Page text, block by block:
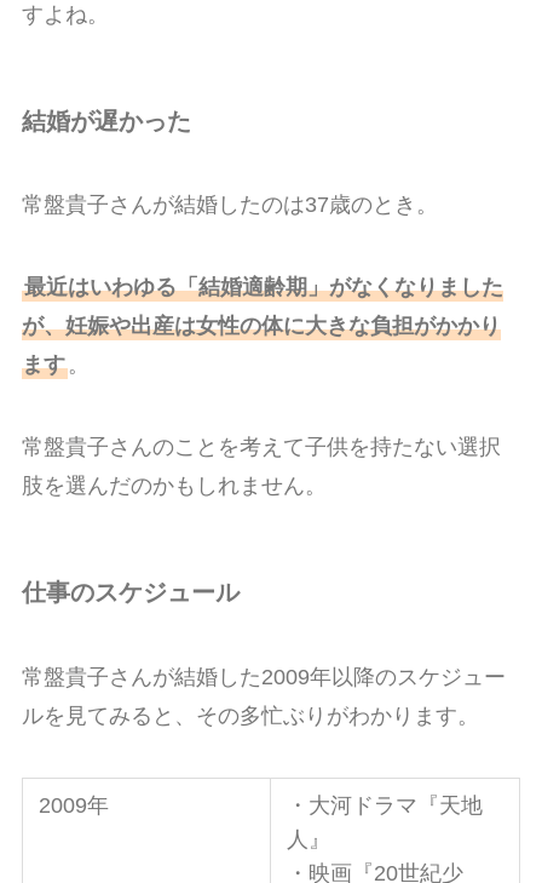
すよね。
結婚が遅かった
常盤貴子さんが結婚したのは37歳のとき。
最近はいわゆる「結婚適齢期」がなくなりました
が、妊娠や出産は女性の体に大きな負担がかかり
ます。
常盤貴子さんのことを考えて子供を持たない選択
肢を選んだのかもしれません。
仕事のスケジュール
常盤貴子さんが結婚した2009年以降のスケジュー
ルを見てみると、その多忙ぶりがわかります。
2009年
・大河ドラマ『天地
人』
・映画『20世紀少